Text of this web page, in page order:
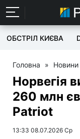
ОБСТРІЛ КИЄВА
Головна » Новини
Норвегія
260 млн
Patriot
13:33 08.07.2026 Ср